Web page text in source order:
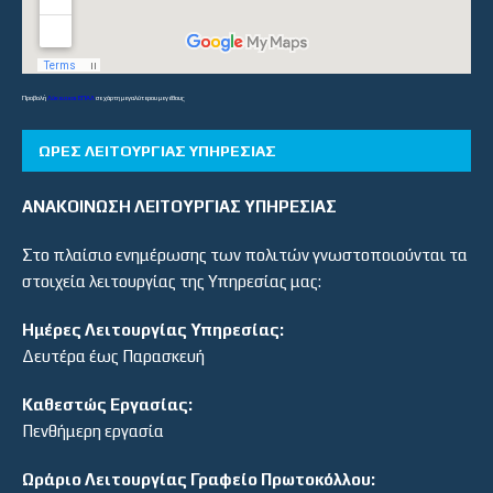
ΠροβολήΛύκεια και ΕΠΑΛσε χάρτη μεγαλύτερου μεγέθους
ΏΡΕΣ ΛΕΙΤΟΥΡΓΊΑΣ ΥΠΗΡΕΣΊΑΣ
ΑΝΑΚΟΙΝΩΣΗ ΛΕΙΤΟΥΡΓΙΑΣ ΥΠΗΡΕΣΙΑΣ
Στο πλαίσιο ενημέρωσης των πολιτών γνωστοποιούνται τα
στοιχεία λειτουργίας της Υπηρεσίας μας:
Ημέρες Λειτουργίας Υπηρεσίας:
Δευτέρα έως Παρασκευή
Καθεστώς Εργασίας:
Πενθήμερη εργασία
Ωράριο Λειτουργίας Γραφείο Πρωτοκόλλου: